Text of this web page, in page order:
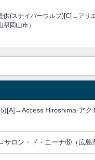
供(スナイパーウルフ)[C]→アリ
県岡山市）
Hiroshima-アク
ロン・ド・ニーナ⑥（広島